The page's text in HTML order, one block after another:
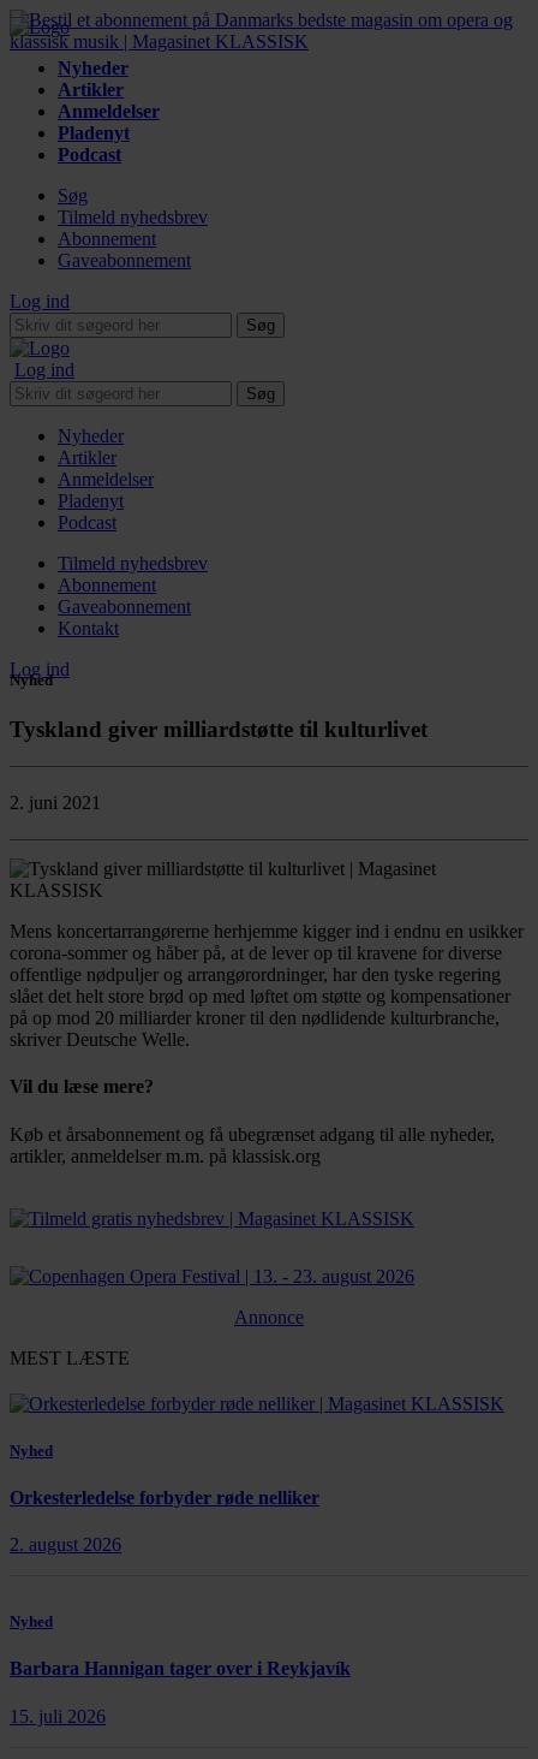
Nyheder
Artikler
Anmeldelser
Pladenyt
Podcast
Søg
Tilmeld nyhedsbrev
Abonnement
Gaveabonnement
Log ind
Søg
Log ind
Søg
Nyheder
Artikler
Anmeldelser
Pladenyt
Podcast
Tilmeld nyhedsbrev
Abonnement
Gaveabonnement
Kontakt
Log ind
Nyhed
Tyskland giver milliardstøtte til kulturlivet
2. juni 2021
Mens koncertarrangørerne herhjemme kigger ind i endnu en usikker
corona-sommer og håber på, at de lever op til kravene for diverse
offentlige nødpuljer og arrangørordninger, har den tyske regering
slået det helt store brød op med løftet om støtte og kompensationer
på op mod 20 milliarder kroner til den nødlidende kulturbranche,
skriver Deutsche Welle.
Vil du læse mere?
Køb et årsabonnement og få ubegrænset adgang til alle nyheder,
artikler, anmeldelser m.m. på klassisk.org
Annonce
MEST LÆSTE
Nyhed
Orkesterledelse forbyder røde nelliker
2. august 2026
Nyhed
Barbara Hannigan tager over i Reykjavík
15. juli 2026